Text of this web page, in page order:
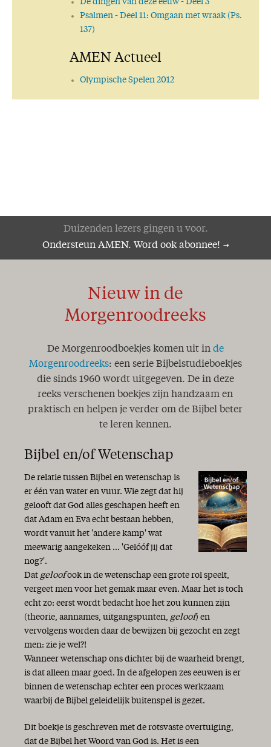
De dingen van deze eeuw- Deel 3
Psalmen- Deel 11: Omgaan met wraak (Ps.
137)
AMEN Actueel
Olympische Spelen 2012
Duizenden lezers gingen u voor.
Ondersteun AMEN. Word ook abonnee!
Nieuw in de
Morgenroodreeks
De Morgenroodboekjes komen uit in de
Morgenroodreeks: een serie Bijbelstudieboekjes
die sinds 1960 wordt uitgegeven. De in deze
reeks verschenen boekjes zijn handzaam en
praktisch en helpen je verder om de Bijbel beter
te leren kennen.
Bijbel en/of Wetenschap
De relatie tussen Bijbel en wetenschap is
er één van water en vuur. Wie zegt dat hij
gelooft dat God alles geschapen heeft en
dat Adam en Eva echt bestaan hebben,
wordt vanuit het 'andere kamp' wat
meewarig aangekeken ... 'Gelóóf jij dat
nog?'.
Dat geloofook in de wetenschap een grote rol speelt,
vergeet men voor het gemak maar even. Maar het is toch
echt zo: eerst wordt bedacht hoe het zou kunnen zijn
(theorie, aannames, uitgangspunten, geloof) en
vervolgens worden daar de bewijzen bij gezocht en zegt
men: zie je wel?!
Wanneer wetenschap ons dichter bij de waarheid brengt,
is dat alleen maar goed. In de afgelopen zes eeuwen is er
binnen de wetenschap echter een proces werkzaam
waarbij de Bijbel geleidelijk buitenspel is gezet.
Dit boekje is geschreven met de rotsvaste overtuiging,
dat de Bijbel het Woord van God is. Het is een